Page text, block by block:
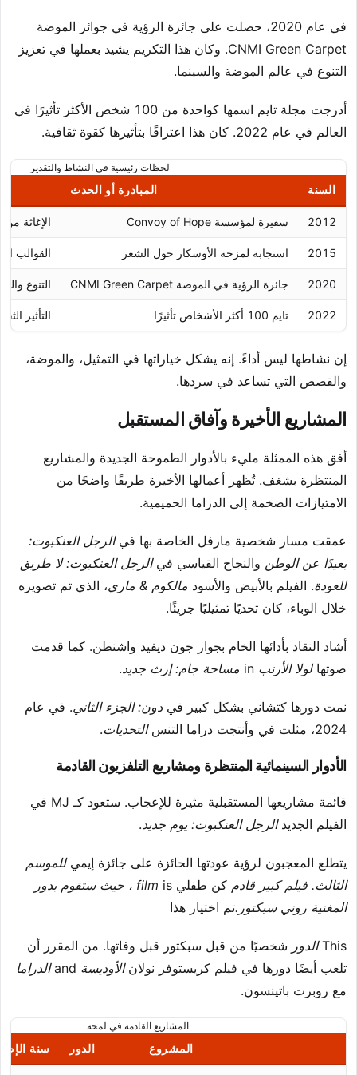
في عام 2020، حصلت على جائزة الرؤية في جوائز الموضة
CNMI Green Carpet. وكان هذا التكريم يشيد بعملها في تعزيز
التنوع في عالم الموضة والسينما.
أدرجت مجلة تايم اسمها كواحدة من 100 شخص الأكثر تأثيرًا في
العالم في عام 2022. كان هذا اعترافًا بتأثيرها كقوة ثقافية.
لحظات رئيسية في النشاط والتقدير
السنة المبادرة أو الحدث
2012 سفيرة لمؤسسة Convoy of Hope الإغاثة
2015 استجابة لمزحة الأوسكار حول الشعر القوالب
2020 جائزة الرؤية في الموضة CNMI Green Carpet التنوع
2022 تايم 100 أكثر الأشخاص تأثيرًا التأثير
إن نشاطها ليس أداءً. إنه يشكل خياراتها في التمثيل، والموضة،
والقصص التي تساعد في سردها.
المشاريع الأخيرة وآفاق المستقبل
أفق هذه الممثلة مليء بالأدوار الطموحة الجديدة والمشاريع
المنتظرة بشغف. تُظهر أعمالها الأخيرة طريقًا واضحًا من
الامتيازات الضخمة إلى الدراما الحميمية.
عمقت مسار شخصية مارفل الخاصة بها فيالرجل العنكبوت:
بعيدًا عن الوطن والنجاح القياسي فيالرجل العنكبوت: لا طريق
للعودة. الفيلم بالأبيض والأسود مالكوم & ماري، الذي تم تصويره
خلال الوباء، كان تحديًا تمثيليًا جريئًا.
أشاد النقاد بأدائها الخام بجوار جون ديفيد واشنطن. كما قدمت
صوتهالولا الأرنب مساحة جام: إرث جديد.
نمت دورها كتشاني بشكل كبير في دون: الجزء الثاني. في عام
2024، مثلت في وأنتجت دراما التنس
التحديات.
الأدوار السينمائية المنتظرة ومشاريع التلفزيون القادمة
قائمة مشاريعها المستقبلية مثيرة للإعجاب. ستعود كـ MJ في
الفيلم الجديدالرجل العنكبوت: يوم جديد.
يتطلع المعجبون لرؤية عودتها الحائزة على جائزة إيميللموسم
الثالث. فيلم كبير قادم كن طفلي film is
، حيث ستقوم بدور
المغنية روني سبكتور.تم اختيار هذا
This الدور شخصيًا من قبل سبكتور قبل وفاتها. من المقرر أن
تلعب أيضًا دورها في فيلم كريستوفر نولانالأوديسة
الدراما
مع روبرت باتينسون.
المشاريع القادمة في لمحة
المشروع الدور سنة